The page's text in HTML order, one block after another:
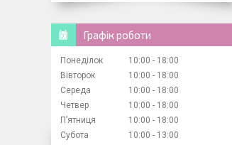
Графік роботи
Понеділок 10:00
18:00
Вівторок
10:00
18:00
Середа
10:00
18:00
Четвер
10:00
18:00
Пʼятниця
10:00
18:00
Субота
10:00 13:00